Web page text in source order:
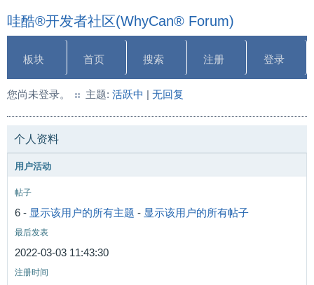
哇酷®开发者社区(WhyCan® Forum)
板块 首页 搜索 注册 登录
您尚未登录。 主题: 活跃中 | 无回复
个人资料
用户活动
帖子
6 - 显示该用户的所有主题 - 显示该用户的所有帖子
最后发表
2022-03-03 11:43:30
注册时间